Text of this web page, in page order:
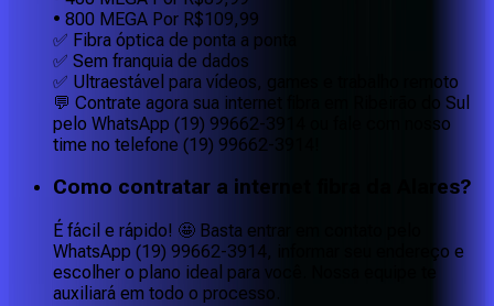
• 800 MEGA Por R$109,99
✅ Fibra óptica de ponta a ponta
✅ Sem franquia de dados
✅ Ultraestável para vídeos, games e trabalho remoto
💬 Contrate agora sua internet fibra em Ribeirão do Sul
pelo WhatsApp (19) 99662-3914 ou fale com nosso
time no telefone (19) 99662-3914!
Como contratar a internet fibra da Alares?
É fácil e rápido! 🤩 Basta entrar em contato pelo
WhatsApp (19) 99662-3914, informar seu endereço e
escolher o plano ideal para você. Nossa equipe te
auxiliará em todo o processo.